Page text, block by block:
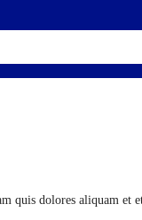
quis dolores aliquam et